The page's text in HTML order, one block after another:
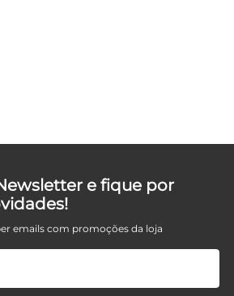
e fique por
emails com promoções da loja